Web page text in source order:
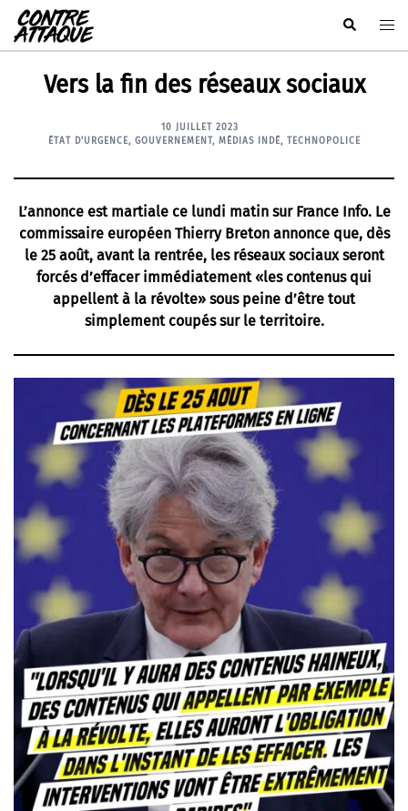
Aller
au
contenu
Rechercher
Vers la fin des réseaux sociaux
10 JUILLET 2023
ÉTAT D'URGENCE, GOUVERNEMENT, MÉDIAS INDÉ, TECHNOPOLICE
L’annonce est martiale ce lundi matin sur France Info. Le
commissaire européen Thierry Breton annonce que, dès
le 25 août, avant la rentrée, les réseaux sociaux seront
forcés d’effacer immédiatement «les contenus qui
appellent à la révolte» sous peine d’être tout
simplement coupés sur le territoire.